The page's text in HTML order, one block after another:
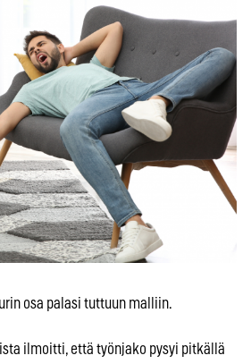
osa palasi tuttuun malliin.
ilmoitti, että työnjako pysyi pitkällä